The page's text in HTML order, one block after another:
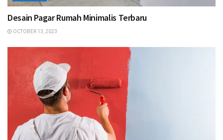
Desain Pagar Rumah Minimalis Terbaru
OCTOBER 13, 2023